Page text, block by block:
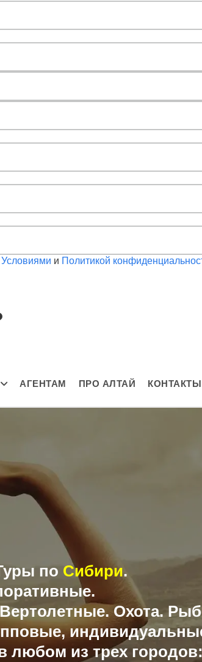
Условиями и Политикой
АГЕНТАМ ПРО АЛТАЙ КОНТАКТЫ
по Сибири.
Охота.
любом из трех городов: